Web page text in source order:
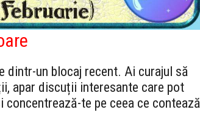
un blocaj recent. Ai curajul să
apar discuții interesante care pot
te pe ceea ce contează